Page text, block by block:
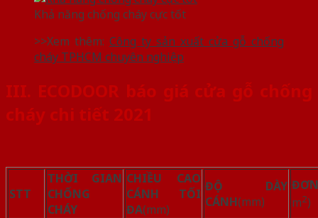
Khả năng chống cháy cực tốt
>>Xem thêm: Công ty sản xuất cửa gỗ chống
cháy TPHCM chuyên nghiệp
III. ECODOOR báo giá cửa gỗ chống
cháy chi tiết 2021
STT
THỜI GIAN
CHỐNG
CHÁY
CHIỀU CAO
CÁNH TỐI
ĐA(mm)
ĐỘ DÀY
CÁNH(mm)
m2)